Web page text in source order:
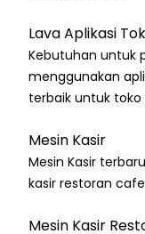
Lava Aplikasi
Kebutuhan untuk
menggunakan
terbaik untuk
Mesin Kasir
Mesin Kasir
kasir restoran
Mesin Kasir